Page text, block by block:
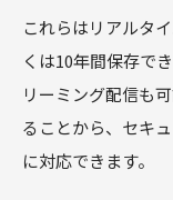
これらはリアルタ
くは10年間保存で
リーミング配信も
ることから、セキ
に対応できます。